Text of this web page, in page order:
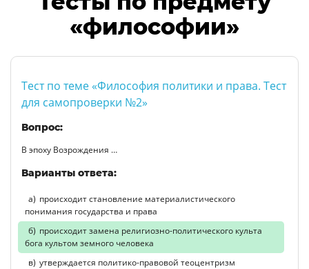
«философии»
Тест по теме «Философия политики и права. Тест
для самопроверки №2»
Вопрос:
В эпоху Возрождения …
Варианты ответа:
происходит становление материалистического
понимания государства и права
происходит замена религиозно-политического культа
бога культом земного человека
утверждается политико-правовой теоцентризм